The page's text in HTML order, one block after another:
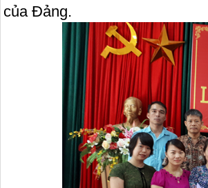
của Đảng.